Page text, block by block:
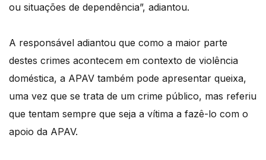
ou situações de dependência”, adiantou.
A responsável adiantou que como a maior parte
destes crimes acontecem em contexto de violência
doméstica, a APAV também pode apresentar queixa,
uma vez que se trata de um crime público, mas referiu
que tentam sempre que seja a vítima a fazê-lo com o
apoio da APAV.